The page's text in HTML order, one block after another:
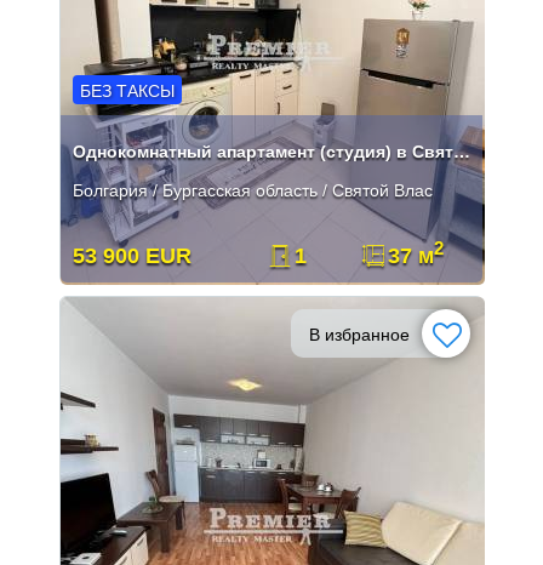
БЕЗ ТАКСЫ
Однокомнатный апартамент (студия) в Святом Власе
Болгария / Бургасская область / Святой Влас
53 900 EUR 1 37 м2
В избранное